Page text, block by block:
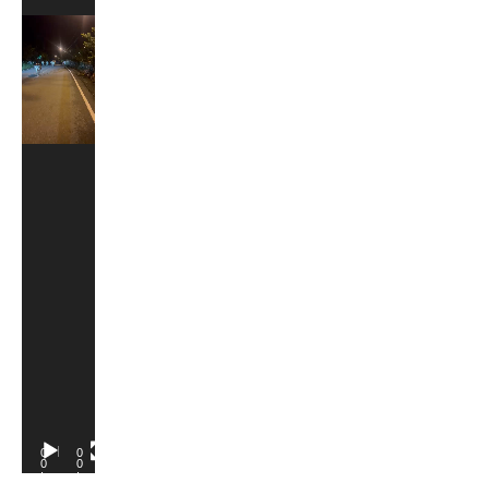
d
v
í
0
0
:
0
0
: